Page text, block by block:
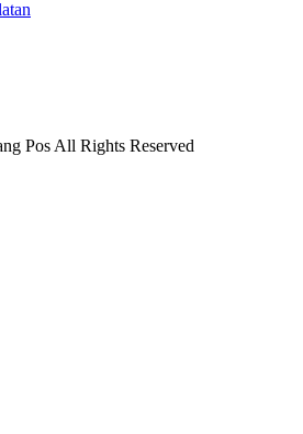
Pos All Rights Reserved